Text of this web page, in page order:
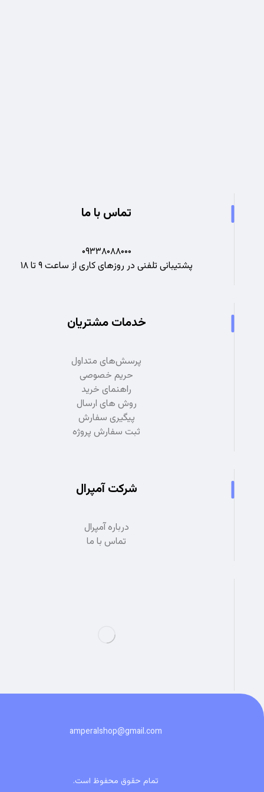
تماس با ما
۰۹۳۳۸۰۸۸۰۰۰
پشتیبانی تلفنی در روزهای کاری از ساعت ۹ تا ۱۸
خدمات مشتریان
پرسش‌های متداول
حریم خصوصی
راهنمای خرید
روش های ارسال
پیگیری سفارش
ثبت سفارش پروژه
شرکت آمپرال
درباره آمپرال
تماس با ما
amperalshop@gmail.com
تمام حقوق محفوظ است.